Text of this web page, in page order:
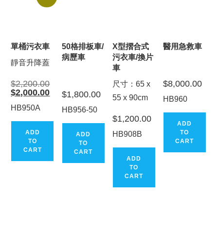
單桶污衣車
靜音升降蓋
$2,200.00Original
price
was:
$2,000.00Current
price
$2,000.00.
HB950A
ADD
TO
CART
50格排板車/
病歷車
$1,800.00
HB956-50
ADD
TO
CART
X型摺合式
污衣車/換片
車
尺寸：65 x
55 x 90cm
$1,200.00
HB908B
ADD
TO
CART
醫用急救車
$8,000.00
HB960
ADD
TO
CART